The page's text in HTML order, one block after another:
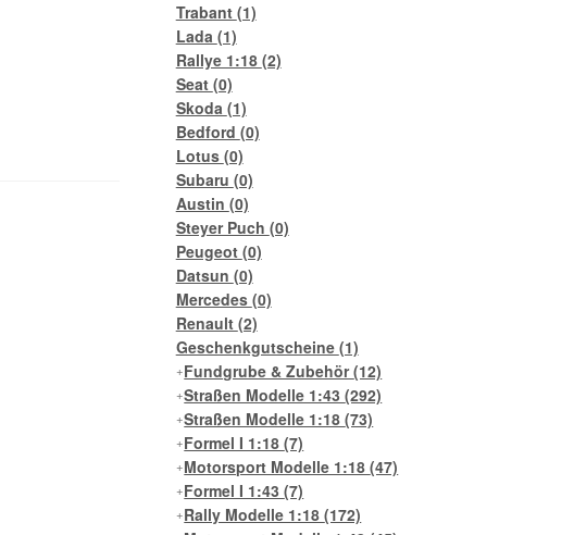
Trabant (1)
Lada (1)
Rallye 1:18 (2)
Seat (0)
Skoda (1)
Bedford (0)
Lotus (0)
Subaru (0)
Austin (0)
Steyer Puch (0)
Peugeot (0)
Datsun (0)
Mercedes (0)
Renault (2)
Geschenkgutscheine (1)
Fundgrube & Zubehör(12)
Straßen Modelle 1:43(292)
Straßen Modelle 1:18(73)
Formel I 1:18(7)
Motorsport Modelle 1:18(47)
Formel I 1:43(7)
Rally Modelle 1:18(172)